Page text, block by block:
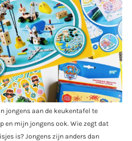
jongens aan de keukentafel te
en mijn jongens ook. Wie zegt dat
is? Jongens zijn anders dan